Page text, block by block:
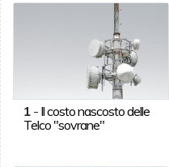
1- Il costo nascosto delle
Telco "sovrane"